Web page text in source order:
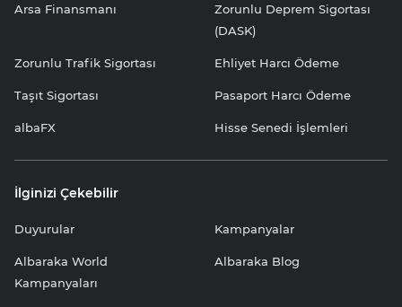
Arsa Finansmanı
Zorunlu Deprem Sigortası
(DASK)
Zorunlu Trafik Sigortası Ehliyet Harcı Ödeme
Taşıt Sigortası Pasaport Harcı Ödeme
albaFX Hisse Senedi İşlemleri
İlginizi Çekebilir
Duyurular Kampanyalar
Albaraka World
Kampanyaları
Albaraka Blog